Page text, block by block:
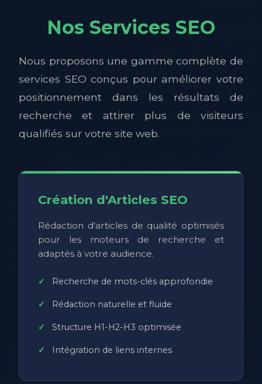
Nos Services SEO
Nous proposons une gamme complète de
services SEO conçus pour améliorer votre
positionnement dans les résultats de
recherche et attirer plus de visiteurs
qualifiés sur votre site web.
Création d'Articles SEO
Rédaction d'articles de qualité optimisés
pour les moteurs de recherche et
adaptés à votre audience.
Recherche de mots-clés approfondie
Rédaction naturelle et fluide
Structure H1-H2-H3 optimisée
Intégration de liens internes